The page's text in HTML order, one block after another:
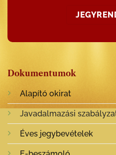
Dokumentumok
Alapító okirat
Javadalmazási
Éves jegybevételek